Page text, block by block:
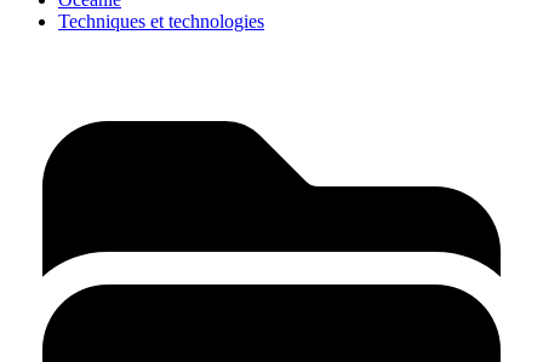
Techniques et technologies